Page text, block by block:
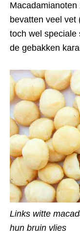
bevatten veel vet
toch wel speciale
de gebakken
Links witte
hun bruin vlies